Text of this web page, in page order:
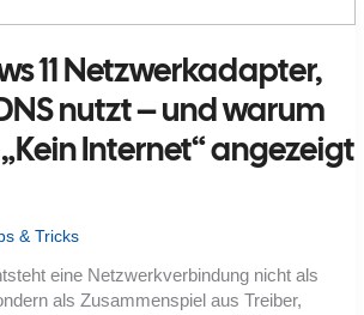
11 Netzwerkadapter,
nutzt – und warum
Internet“ angezeigt
& Tricks
eine Netzwerkverbindung nicht als
als Zusammenspiel aus Treiber,